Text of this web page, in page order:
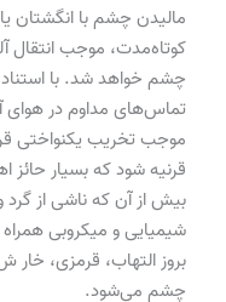
مالیدن چشم با انگشتان
کوتاه‌مدت، موجب انتقال
چشم خواهد شد. با
تماس‌های مداوم در هوای
موجب تخریب یکنواختی
قرنیه شود که بسیار
بیش از آن که ناشی از گرد
شیمیایی و میکروبی
بروز التهاب، قرمزی،
چشم می‌شود.